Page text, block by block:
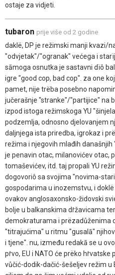
ostaje za vidjeti.
tubaron prije više od 2 godine
daklë, DP je režimski manji kvazi/
"odvjetak"/"ogranak" većega i
sāmoga osnutka je sastavni dïô
igre "good cop, bad cop". za one
pamet, nije trëba posebno
jučerašnje "stranke"/"partijice" na
izpod istoga režimskoga YU
podzemlja, odnosno djelovanjem
daljnjega ista priredba, igrokaz i
režima i njegovih mlađih
je penavin otac, milanovićev otac,
tomaševićev, itd. taj propali YU
dogovoriô sa svojima "novima-
gospodarima u inozemstvu, i
ovakov anglosaxonsko-židovski
bolje u balkanskima dṙžavicama
demokraturama i prëzadůženima
"titrajućima" u ritmu "gusalā"
i tjene". nu, između redakā se u
pṙvo, EU i NATO će prëko
vůčić-dodik-dačić-šešeljev režim u